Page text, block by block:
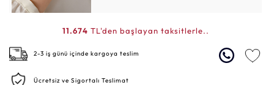
11.674 TL'den başlayan taksitlerle..
2-3 iş günü içinde kargoya teslim
Ücretsiz ve Sigortalı Teslimat